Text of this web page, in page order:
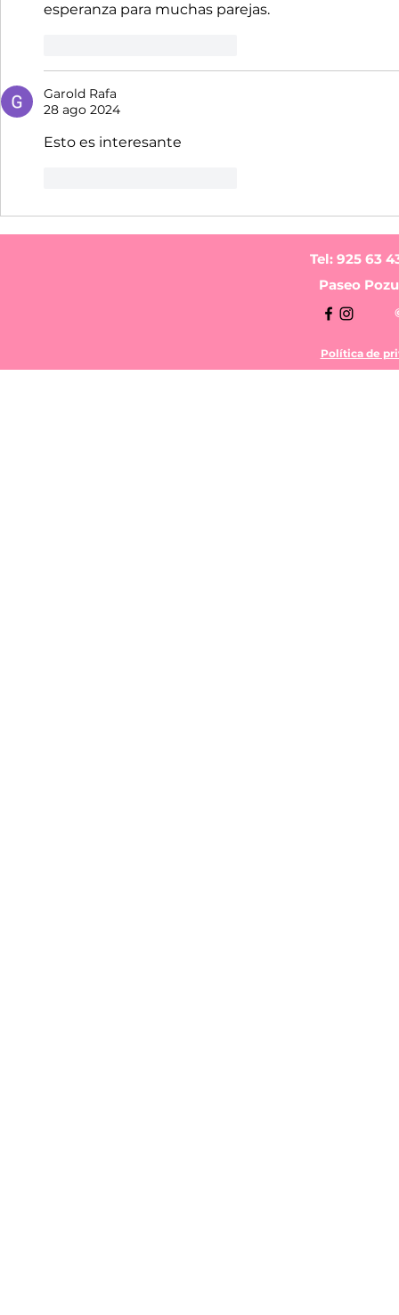
esperanza para muchas parejas.
Garold Rafa
28 ago 2024
Esto es interesante
Tel: 925 63
Paseo
Política de